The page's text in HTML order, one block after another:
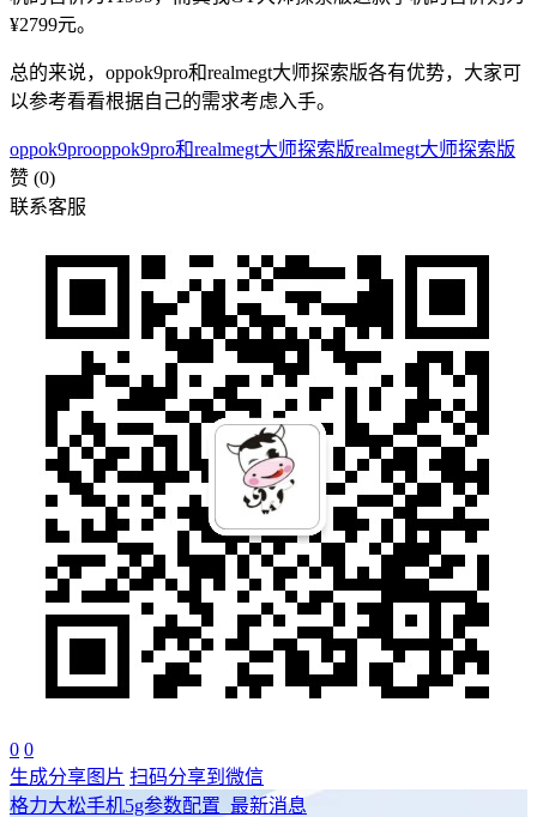
¥2799元。
总的来说，oppok9pro和realmegt大师探索版各有优势，大家可
以参考看看根据自己的需求考虑入手。
oppok9prooppok9pro和realmegt大师探索版realmegt大师探索版
赞 (0)
联系客服
0 0
生成分享图片 扫码分享到微信
格力大松手机5g参数配置_最新消息